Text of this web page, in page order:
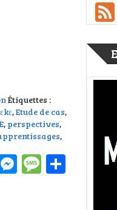
des apprentissages
Étiquettes :
,Etude de cas,
, perspectives,
,
Messenger
Message